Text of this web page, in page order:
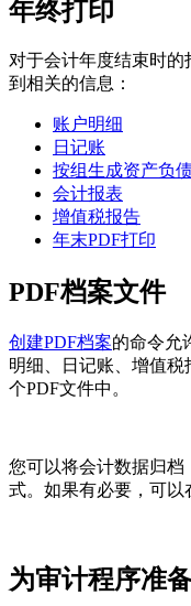
年终打印
对于会计年度结束时
到相关的信息：
账户明细
日记账
按组生成资产负
会计报表
增值税报告
年末PDF打印
PDF档案文件
创建PDF档案的命令允
明细、日记账、增值
个PDF文件中。
您可以将会计数据归档
式。如果有必要，可以
为审计程序准